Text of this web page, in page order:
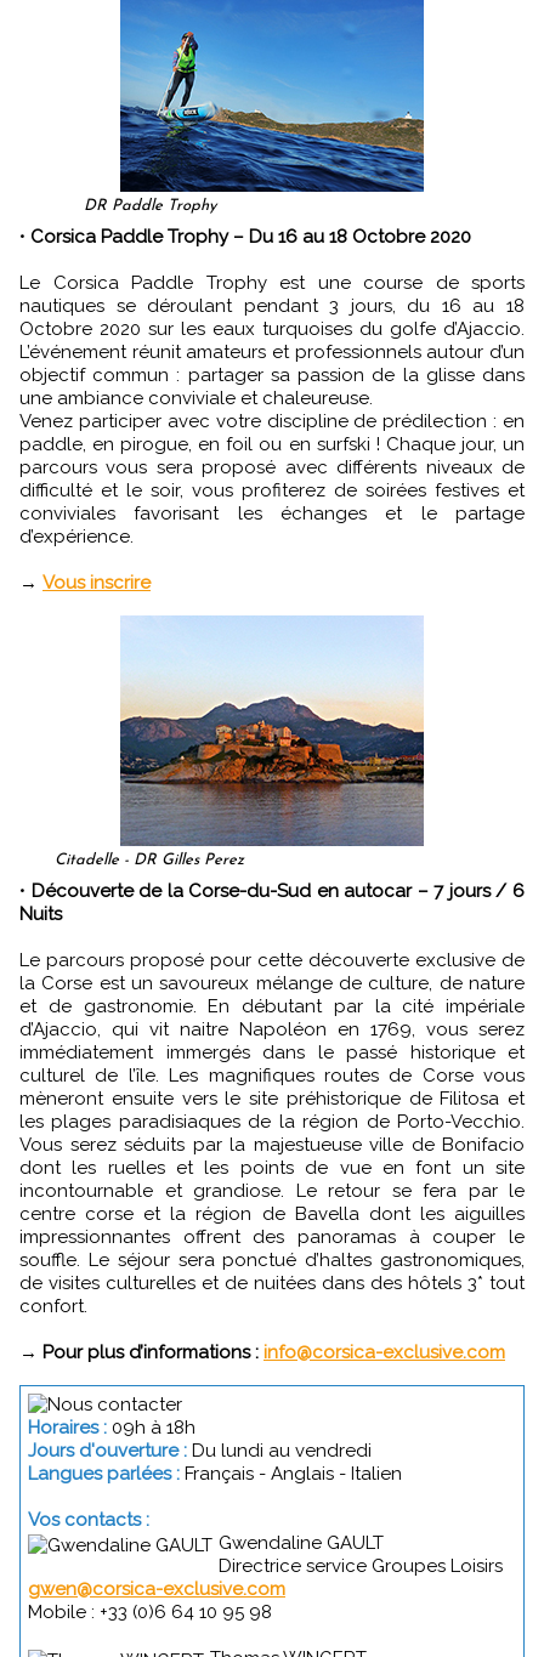
DR Paddle Trophy
• Corsica Paddle Trophy – Du 16 au 18 Octobre 2020
Le Corsica Paddle Trophy est une course de sports
nautiques se déroulant pendant 3 jours, du 16 au 18
Octobre 2020 sur les eaux turquoises du golfe d’Ajaccio.
L’événement réunit amateurs et professionnels autour d’un
objectif commun : partager sa passion de la glisse dans
une ambiance conviviale et chaleureuse.
Venez participer avec votre discipline de prédilection : en
paddle, en pirogue, en foil ou en surfski ! Chaque jour, un
parcours vous sera proposé avec différents niveaux de
difficulté et le soir, vous profiterez de soirées festives et
conviviales favorisant les échanges et le partage
d’expérience.
→ Vous inscrire
Citadelle - DR Gilles Perez
• Découverte de la Corse-du-Sud en autocar – 7 jours / 6
Nuits
Le parcours proposé pour cette découverte exclusive de
la Corse est un savoureux mélange de culture, de nature
et de gastronomie. En débutant par la cité impériale
d’Ajaccio, qui vit naitre Napoléon en 1769, vous serez
immédiatement immergés dans le passé historique et
culturel de l’île. Les magnifiques routes de Corse vous
mèneront ensuite vers le site préhistorique de Filitosa et
les plages paradisiaques de la région de Porto-Vecchio.
Vous serez séduits par la majestueuse ville de Bonifacio
dont les ruelles et les points de vue en font un site
incontournable et grandiose. Le retour se fera par le
centre corse et la région de Bavella dont les aiguilles
impressionnantes offrent des panoramas à couper le
souffle. Le séjour sera ponctué d’haltes gastronomiques,
de visites culturelles et de nuitées dans des hôtels 3* tout
confort.
→ Pour plus d’informations : info@corsica-exclusive.com
Horaires : 09h à 18h
Jours d'ouverture : Du lundi au vendredi
Langues parlées : Français - Anglais - Italien
Vos contacts :
Gwendaline GAULT
Directrice service Groupes Loisirs
gwen@corsica-exclusive.com
Mobile : +33 (0)6 64 10 95 98